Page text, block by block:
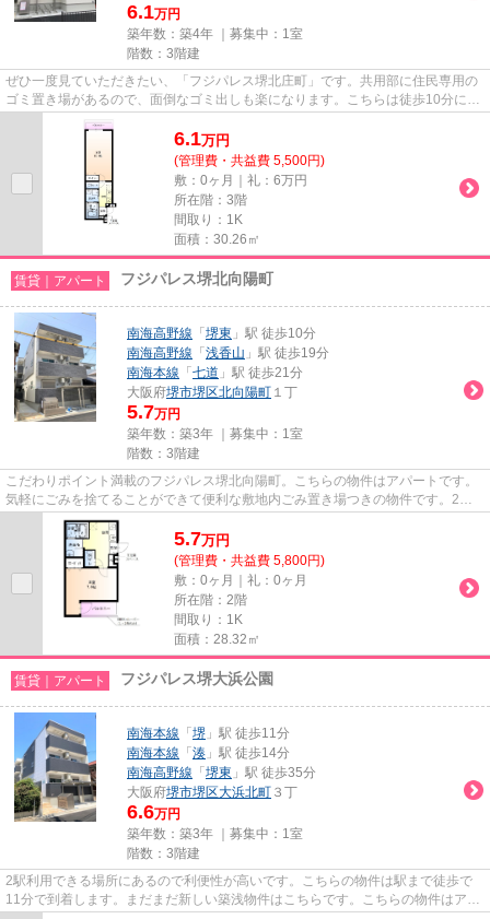
6.1万円
築年数：築4年 ｜募集中： 1室
階数：3階建
ぜひ一度見ていただきたい、「フジパレス堺北庄町」です。共用部に住民専用の
ゴミ置き場があるので、面倒なゴミ出しも楽になります。こちらは徒歩10分に立
6.1万円
(管理費・共益費 5,500円)
敷：0ヶ月｜礼：6万円
所在階：3階
間取り：1K
面積：30.26㎡
賃貸｜アパート フジパレス堺北向陽町
南海高野線 「 堺東 」駅 徒歩10分
南海高野線 「 浅香山 」駅 徒歩19分
南海本線 「 七道 」駅 徒歩21分
大阪府堺市堺区北向陽町 １丁
5.7万円
築年数：築3年 ｜募集中： 1室
階数：3階建
こだわりポイント満載のフジパレス堺北向陽町。こちらの物件はアパートです。
気軽にごみを捨てることができて便利な敷地内ごみ置き場つきの物件です。2駅
利用できる立地となっていて、...
5.7万円
(管理費・共益費 5,800円)
敷：0ヶ月｜礼：0ヶ月
所在階：2階
間取り：1K
面積：28.32㎡
賃貸｜アパート フジパレス堺大浜公園
南海本線 「 堺 」駅 徒歩11分
南海本線 「 湊 」駅 徒歩14分
南海高野線 「 堺東 」駅 徒歩35分
大阪府堺市堺区大浜北町 ３丁
6.6万円
築年数：築3年 ｜募集中： 1室
階数：3階建
2駅利用できる場所にあるので利便性が高いです。こちらの物件は駅まで徒歩で
11分で到着します。まだまだ新しい築浅物件はこちらです。こちらの物件はアパ